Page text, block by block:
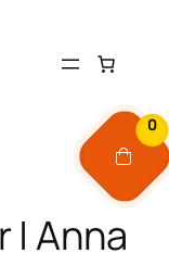
0
| Anna